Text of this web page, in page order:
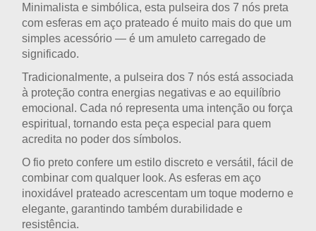
Minimalista e simbólica, esta pulseira dos 7 nós preta
com esferas em aço prateado é muito mais do que um
simples acessório — é um amuleto carregado de
significado.
Tradicionalmente, a pulseira dos 7 nós está associada
à proteção contra energias negativas e ao equilíbrio
emocional. Cada nó representa uma intenção ou força
espiritual, tornando esta peça especial para quem
acredita no poder dos símbolos.
O fio preto confere um estilo discreto e versátil, fácil de
combinar com qualquer look. As esferas em aço
inoxidável prateado acrescentam um toque moderno e
elegante, garantindo também durabilidade e
resistência.